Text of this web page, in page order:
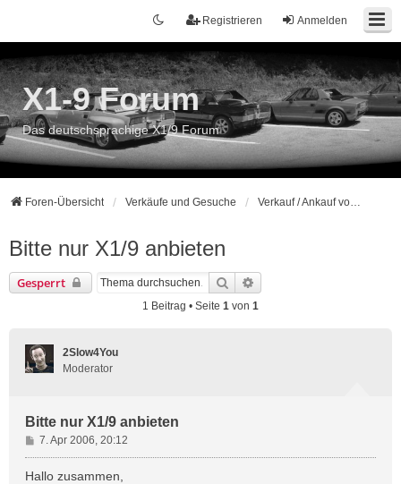
Anmelden
Registrieren
X1-9 Forum
Das deutschsprachige X1/9 Forum
Foren-Übersicht Verkäufe und Gesuche Verkauf / Ankauf von Komplettfahrzeugen
Bitte nur X1/9 anbieten
Gesperrt Suche
1 Beitrag • Seite 1 von 1
2Slow4You
Moderator
Bitte nur X1/9 anbieten
B
e
i
7. Apr 2006, 20:12
Hallo zusammen,